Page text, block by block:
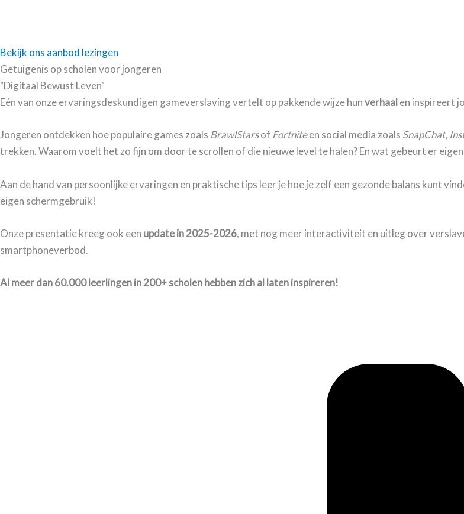
Bekijk ons aanbod lezingen
Getuigenis op scholen voor jongeren
"Digitaal Bewust Leven"
Eén van onze ervaringsdeskundigen gameverslaving vertelt op pakkende wijze hunverhaal en inspireert
Jongeren ontdekken hoe populaire games zoals BrawlStarsof Fortniteen social media zoals SnapChat,
trekken. Waarom voelt het zo fijn om door te scrollen of die nieuwe level te halen? En wat gebeurt er
Aan de hand van persoonlijke ervaringen en praktische tips leer je hoe je zelf een gezonde balans kunt
eigen schermgebruik!
Onze presentatie kreeg ook een update in 2025-2026, met nog meer interactiviteit en uitleg over
smartphoneverbod.
Al meer dan 60.000 leerlingen in 200+ scholen hebben zich al laten inspireren!